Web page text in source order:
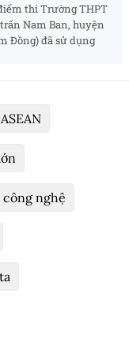
thi Trường THPT
Nam Ban, huyện
Đồng) đã sử dụng
nghệ